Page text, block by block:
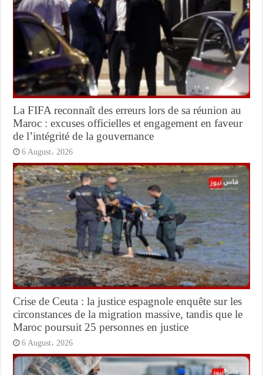
La FIFA reconnaît des erreurs lors de sa réunion au
Maroc : excuses officielles et engagement en faveur
de l’intégrité de la gouvernance
6 August، 2026
Crise de Ceuta : la justice espagnole enquête sur les
circonstances de la migration massive, tandis que le
Maroc poursuit 25 personnes en justice
6 August، 2026